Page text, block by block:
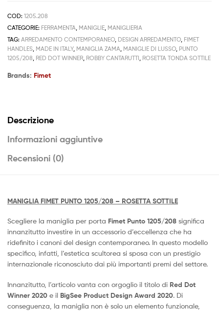
COD: 1205.208
CATEGORIE: FERRAMENTA, MANIGLIE, MANIGLIERIA
TAG: ARREDAMENTO CONTEMPORANEO, DESIGN ARREDAMENTO, FIMET
HANDLES, MADE IN ITALY, MANIGLIA ZAMA, MANIGLIE DI LUSSO, PUNTO
1205/208, RED DOT WINNER, ROBBY CANTARUTTI, ROSETTA TONDA SOTTILE
Brands: Fimet
Descrizione
Informazioni aggiuntive
Recensioni (0)
MANIGLIA FIMET PUNTO 1205/208 – ROSETTA SOTTILE
Scegliere la maniglia per porta Fimet Punto 1205/208 significa
innanzitutto investire in un accessorio d’eccellenza che ha
ridefinito i canoni del design contemporaneo. In questo modello
specifico, infatti, l’estetica scultorea si sposa con un prestigio
internazionale riconosciuto dai più importanti premi del settore.
Innanzitutto, l’articolo vanta con orgoglio il titolo di Red Dot
Winner 2020 e il BigSee Product Design Award 2020. Di
conseguenza, la maniglia non è solo un elemento funzionale,